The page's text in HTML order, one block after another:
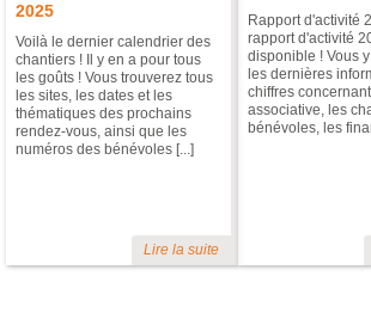
2025
Voilà le dernier calendrier des
chantiers ! Il y en a pour tous
les goûts ! Vous trouverez tous
les sites, les dates et les
thématiques des prochains
rendez-vous, ainsi que les
numéros des bénévoles [...]
Lire la suite
Rapport d'activité
rapport d'activité
disponible ! Vous
les dernières
chiffres
associative, les
bénévoles, les